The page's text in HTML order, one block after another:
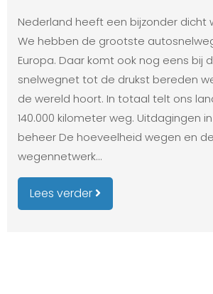
Nederland heeft een bijzonder dicht
We hebben de grootste
Europa. Daar komt ook nog eens bij
snelwegnet tot de drukst bereden
de wereld hoort. In totaal telt ons
140.000 kilometer weg. Uitdagingen
beheer De hoeveelheid wegen en
wegennetwerk…
Lees verder